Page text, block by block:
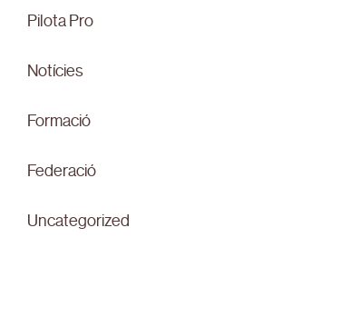
Pilota Pro
Notícies
Formació
Federació
Uncategorized